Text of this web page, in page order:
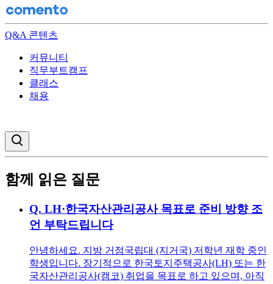
Q&A 콘텐츠
커뮤니티
직무부트캠프
클래스
채용
함께 읽은 질문
Q. LH·한국자산관리공사 목표로 준비 방향 조
언 부탁드립니다
안녕하세요. 지방 거점국립대 (지거국) 저학년 재학 중인
학생입니다. 장기적으로 한국토지주택공사(LH) 또는 한
국자산관리공사(캠코) 취업을 목표로 하고 있으며, 아직